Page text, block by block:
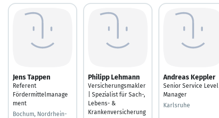
Jens Tappen
Referent
Fördermittelmanage
ment
Bochum, Nordrhein-
Philipp Lehmann
Versicherungsmakler
| Spezialist für Sach-,
Lebens- &
Krankenversicherung
Andreas Keppler
Senior Service Level
Manager
Karlsruhe